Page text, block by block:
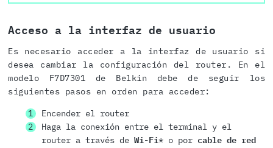
Acceso a la interfaz de usuario
Es necesario acceder a la interfaz de usuario si
desea cambiar la configuración del router. En el
modelo F7D7301 de Belkin debe de seguir los
siguientes pasos en orden para acceder:
Encender el router
Haga la conexión entre el terminal y el
router a través de Wi-Fi* o por cable de red